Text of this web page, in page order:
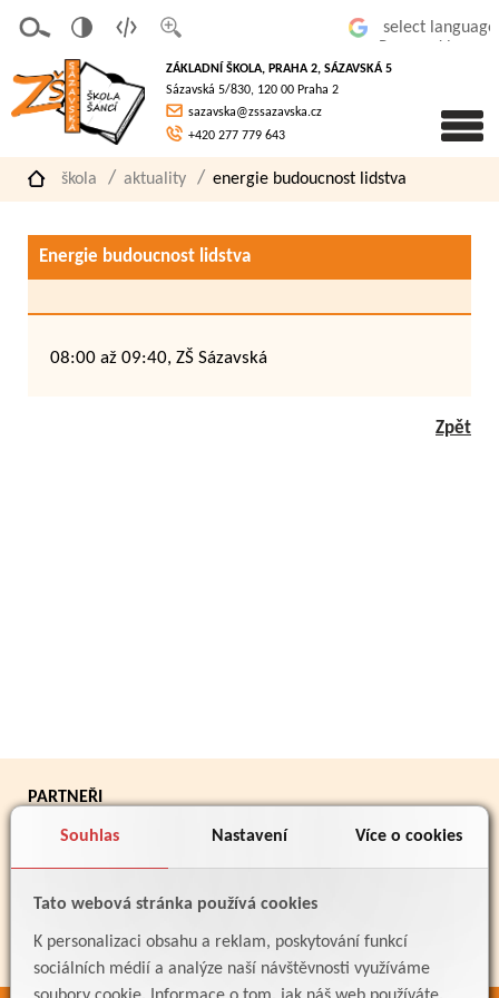
Souhlas Nastavení Více o cookies
Tato webová stránka používá cookies
K personalizaci obsahu a reklam, poskytování funkcí
sociálních médií a analýze naší návštěvnosti využíváme
písmo
á
verze
pro
slaboz
raké
ZÁKLADNÍ ŠKOLA, PRAHA 2, SÁZAVSKÁ 5
Sázavská 5/830, 120 00 Praha 2
sazavska@zssazavska.cz
+420 277 779 643
škola aktuality energie budoucnost lidstva
Energie budoucnost lidstva
08:00 až 09:40, ZŠ Sázavská
Zpět
PARTNEŘI